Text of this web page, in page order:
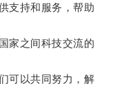
持和服务，帮助
之间科技交流的
以共同努力，解